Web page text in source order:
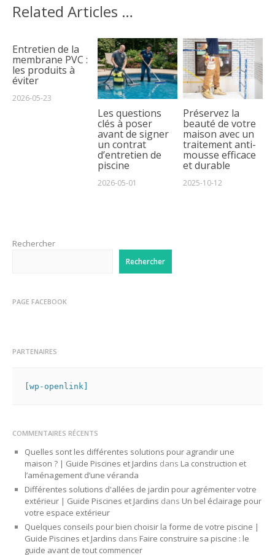
Related Articles …
Entretien de la
membrane PVC :
les produits à
éviter
2026-05-23
Les questions
clés à poser
avant de signer
un contrat
d’entretien de
piscine
2026-05-01
Préservez la
beauté de votre
maison avec un
traitement anti-
mousse efficace
et durable
2025-10-12
Rechercher
Rechercher
PAGE FACEBOOK
PARTENAIRES
[wp-openlink]
COMMENTAIRES RÉCENTS
Quelles sont les différentes solutions pour agrandir une
maison ? | Guide Piscines et Jardins dans La construction et
l’aménagement d’une véranda
Différentes solutions d'allées de jardin pour agrémenter votre
extérieur | Guide Piscines et Jardins dans Un bel éclairage pour
votre espace extérieur
Quelques conseils pour bien choisir la forme de votre piscine |
Guide Piscines et Jardins dans Faire construire sa piscine : le
guide avant de tout commencer